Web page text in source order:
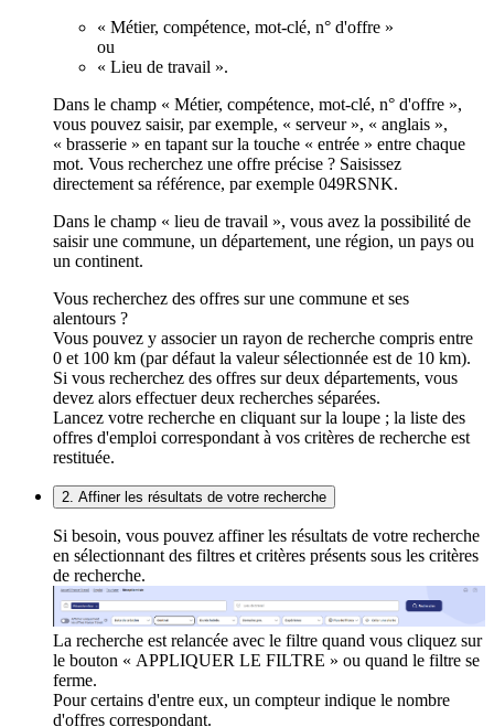
« Métier, compétence, mot-clé, n° d'offre »
ou
« Lieu de travail ».
Dans le champ « Métier, compétence, mot-clé, n° d'offre »,
vous pouvez saisir, par exemple, « serveur », « anglais »,
« brasserie » en tapant sur la touche « entrée » entre chaque
mot. Vous recherchez une offre précise ? Saisissez
directement sa référence, par exemple 049RSNK.
Dans le champ « lieu de travail », vous avez la possibilité de
saisir une commune, un département, une région, un pays ou
un continent.
Vous recherchez des offres sur une commune et ses
alentours ?
Vous pouvez y associer un rayon de recherche compris entre
0 et 100 km (par défaut la valeur sélectionnée est de 10 km).
Si vous recherchez des offres sur deux départements, vous
devez alors effectuer deux recherches séparées.
Lancez votre recherche en cliquant sur la loupe ; la liste des
offres d'emploi correspondant à vos critères de recherche est
restituée.
2. Affiner les résultats de votre recherche
Si besoin, vous pouvez affiner les résultats de votre recherche
en sélectionnant des filtres et critères présents sous les critères
de recherche.
La recherche est relancée avec le filtre quand vous cliquez sur
le bouton « APPLIQUER LE FILTRE » ou quand le filtre se
ferme.
Pour certains d'entre eux, un compteur indique le nombre
d'offres correspondant.